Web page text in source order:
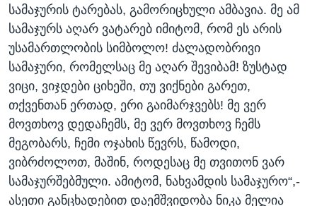
სამაჯურის ტარებას, გამორიცხული ამბავია. მე ამ
სამაჯურს აღარ ვატარებ იმიტომ, რომ ეს არის
უსამართლობის სიმბოლო! ძალადობრივი
სამაჯური, რომელსაც მე აღარ შევიბამ! ზუსტად
ვიცი, ვიჯდები ციხეში, თუ ვიქნები გარეთ,
თქვენთან ერთად, ერი გაიმარჯვებს! მე ვერ
მოვთხოვ დედაჩემს, მე ვერ მოვთხოვ ჩემს
მეგობარს, ჩემი ოჯახის წევრს, წამოდი,
ვიბრძოლოთ, მაშინ, როდესაც მე თვითონ ვარ
სამაჯურშებმული. ამიტომ, ნახვამდის სამაჯურო“,-
ასეთი განცხადებით დაემშვიდობა ნიკა მელია